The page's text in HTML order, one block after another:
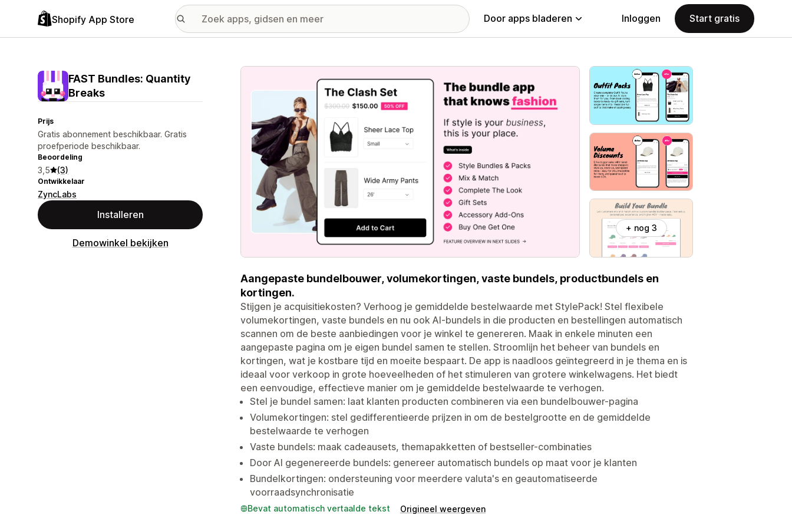
Shopify App Store Door apps bladeren Inloggen Start gratis
FAST Bundles: Quantity
Breaks
Prijs
Gratis abonnement beschikbaar. Gratis
proefperiode beschikbaar.
Beoordeling
3,5 (3)
Ontwikkelaar
ZyncLabs
Installeren
Demowinkel bekijken
Galerij met uitgelichte afbeeldingen
+ nog 3
Aangepaste bundelbouwer, volumekortingen, vaste bundels, productbundels en
kortingen.
Stijgen je acquisitiekosten? Verhoog je gemiddelde bestelwaarde met StylePack! Stel flexibele
volumekortingen, vaste bundels en nu ook AI-bundels in die producten en bestellingen automatisch
scannen om de beste aanbiedingen voor je winkel te genereren. Maak in enkele minuten een
aangepaste pagina om je eigen bundel samen te stellen. Stroomlijn het beheer van bundels en
kortingen, wat je kostbare tijd en moeite bespaart. De app is naadloos geïntegreerd in je thema en is
ideaal voor verkoop in grote hoeveelheden of het stimuleren van grotere winkelwagens. Het biedt
een eenvoudige, effectieve manier om je gemiddelde bestelwaarde te verhogen.
Stel je bundel samen: laat klanten producten combineren via een bundelbouwer-pagina
Volumekortingen: stel gedifferentieerde prijzen in om de bestelgrootte en de gemiddelde
bestelwaarde te verhogen
Vaste bundels: maak cadeausets, themapakketten of bestseller-combinaties
Door AI gegenereerde bundels: genereer automatisch bundels op maat voor je klanten
Bundelkortingen: ondersteuning voor meerdere valuta's en geautomatiseerde
voorraadsynchronisatie
Bevat automatisch vertaalde tekst Origineel weergeven